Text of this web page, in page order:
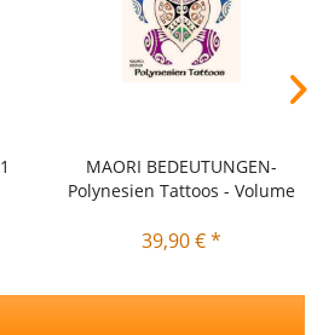
MAORI BEDEUTUNGEN-
Polynesien Tattoos - Volume
39,90 € *